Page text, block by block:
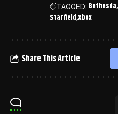
TAGGED: Bethesda
StarfieldXbox
Share This Article